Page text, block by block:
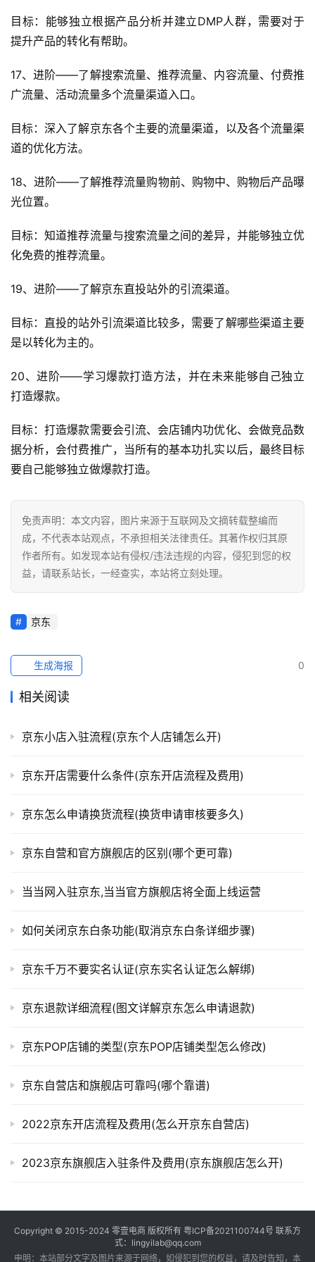
目标：能够独立根据产品分析并建立DMP人群，需要对于
提升产品的转化有帮助。
17、进阶——了解搜索流量、推荐流量、内容流量、付费推
广流量、活动流量多个流量渠道入口。
目标：深入了解京东各个主要的流量渠道，以及各个流量渠
道的优化方法。
18、进阶——了解推荐流量购物前、购物中、购物后产品曝
光位置。
目标：知道推荐流量与搜索流量之间的差异，并能够独立优
化免费的推荐流量。
19、进阶——了解京东直投站外的引流渠道。
目标：直投的站外引流渠道比较多，需要了解哪些渠道主要
是以转化为主的。
20、进阶——学习爆款打造方法，并在未来能够自己独立
打造爆款。
目标：打造爆款需要会引流、会店铺内功优化、会做竞品数
据分析，会付费推广，当所有的基本功扎实以后，最终目标
要自己能够独立做爆款打造。
免责声明：本文内容，图片来源于互联网及文摘转载整编而
成，不代表本站观点，不承担相关法律责任。其著作权归其原
作者所有。如发现本站有侵权/违法违规的内容，侵犯到您的权
益，请联系站长，一经查实，本站将立刻处理。
京东
0
生成海报
相关阅读
京东小店入驻流程(京东个人店铺怎么开)
京东开店需要什么条件(京东开店流程及费用)
京东怎么申请换货流程(换货申请审核要多久)
京东自营和官方旗舰店的区别(哪个更可靠)
当当网入驻京东,当当官方旗舰店将全面上线运营
如何关闭京东白条功能(取消京东白条详细步骤)
京东千万不要实名认证(京东实名认证怎么解绑)
京东退款详细流程(图文详解京东怎么申请退款)
京东POP店铺的类型(京东POP店铺类型怎么修改)
京东自营店和旗舰店可靠吗(哪个靠谱)
2022京东开店流程及费用(怎么开京东自营店)
2023京东旗舰店入驻条件及费用(京东旗舰店怎么开)
Copyright © 2015-2024 零壹电商 版权所有 粤ICP备2021100744号 联系方
式：lingyilab@qq.com
申明：本站部分文字及图片来源于网络，如侵犯到您的权益，请及时告知，本